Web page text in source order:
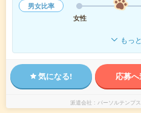
男女比率
女性
もっ
気になる! 応募
派遣会社 パーソルテンプ